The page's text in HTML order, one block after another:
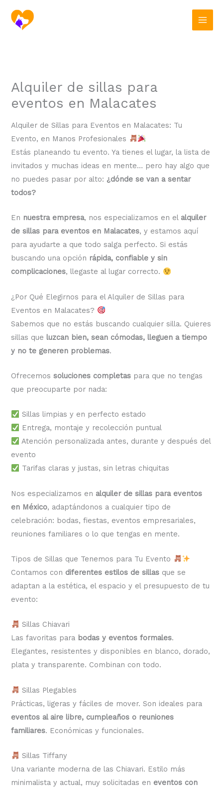
contenido
Alquiler de sillas para
eventos en Malacates
Alquiler de Sillas para Eventos en Malacates: Tu
Evento, en Manos Profesionales
Estás planeando tu evento. Ya tienes el lugar, la lista de
invitados y muchas ideas en mente… pero hay algo que
no puedes pasar por alto: ¿dónde se van a sentar
todos?
En nuestra empresa, nos especializamos en el alquiler
de sillas para eventos en Malacates, y estamos aquí
para ayudarte a que todo salga perfecto. Si estás
buscando una opción rápida, confiable y sin
complicaciones, llegaste al lugar correcto.
¿Por Qué Elegirnos para el Alquiler de Sillas para
Eventos en Malacates?
Sabemos que no estás buscando cualquier silla. Quieres
sillas que luzcan bien, sean cómodas, lleguen a tiempo
y no te generen problemas.
Ofrecemossoluciones completas para que no tengas
que preocuparte por nada:
Sillas limpias y en perfecto estado
Entrega, montaje y recolección puntual
Atención personalizada antes, durante y después del
evento
Tarifas claras y justas, sin letras chiquitas
Nos especializamos en alquiler de sillas para eventos
en México, adaptándonos a cualquier tipo de
celebración: bodas, fiestas, eventos empresariales,
reuniones familiares o lo que tengas en mente.
Tipos de Sillas que Tenemos para Tu Evento
Contamos con diferentes estilos de sillas que se
adaptan a la estética, el espacio y el presupuesto de tu
evento:
Sillas Chiavari
Las favoritas para bodas y eventos formales.
Elegantes, resistentes y disponibles en blanco, dorado,
plata y transparente. Combinan con todo.
Sillas Plegables
Prácticas, ligeras y fáciles de mover. Son ideales para
eventos al aire libre, cumpleaños o reuniones
familiares. Económicas y funcionales.
Sillas Tiffany
Una variante moderna de las Chiavari. Estilo más
minimalista y actual, muy solicitadas en eventos con